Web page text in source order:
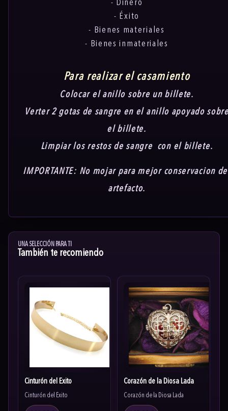
- Dinero
- Éxito
- Bienes materiales
- Bienes inmateriales
Para realizar el casamiento
Colocar el anillo sobre un billete.
Verter 2 gotas de sangre en el anillo apoyado
el billete.
Limpiar los restos de sangre con el billete.
IMPORTANTE: No mojar para mejor conservacion
artefacto.
UNA SELECCIÓN PARA TI
También te recomiendo
Cinturón del Éxito
Cinturón del Éxito
Corazón de la Diosa Lada
Corazón de la Diosa Lada